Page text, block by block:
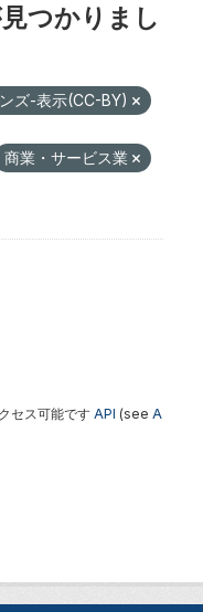
つかりまし
ズ-表示(CC-BY)
商業・サービス業
セス可能です API (see A